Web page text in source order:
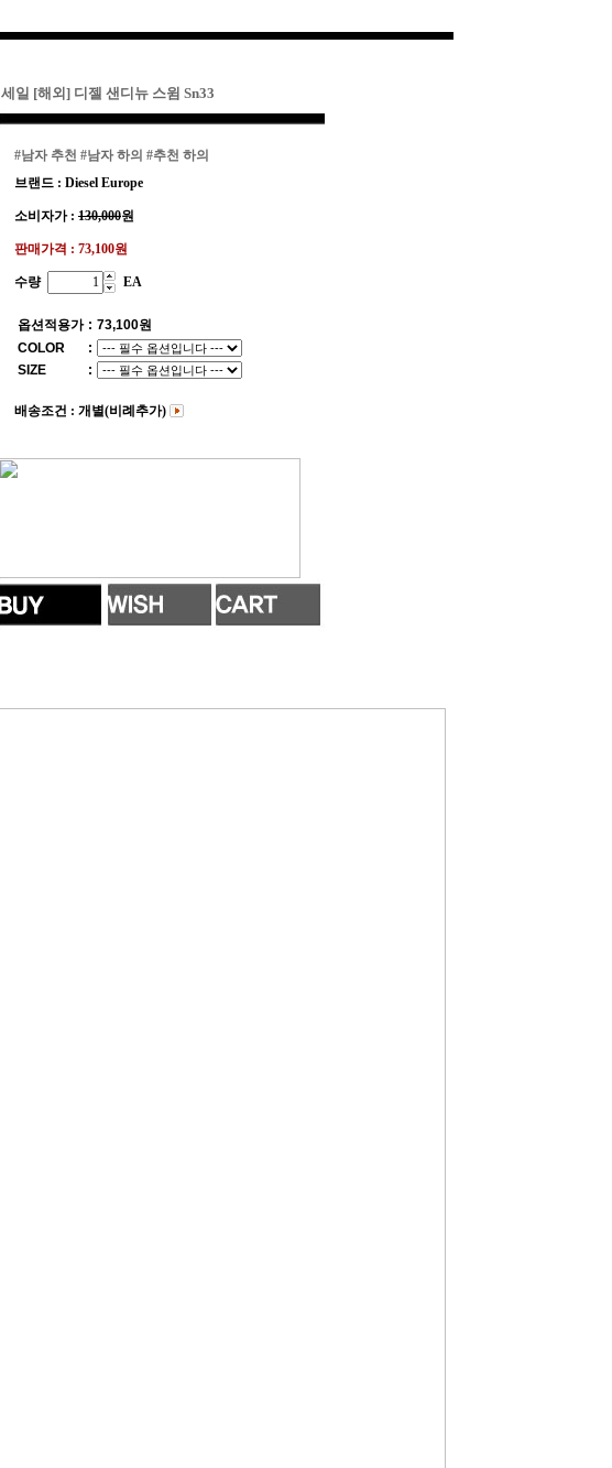
세일 [해외] 디젤 샌디뉴 스윔 Sn33
#남자 추천 #남자 하의 #추천 하의
브랜드 : Diesel Europe
소비자가 : 130,000원
판매가격 : 73,100원
수량 EA
옵션적용가 : 73,100원
COLOR
:
SIZE
:
배송조건 : 개별(비례추가)